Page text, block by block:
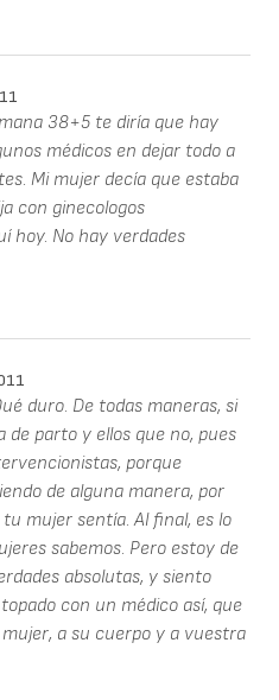
38+5 te diría que hay
médicos en dejar todo a
Mi mujer decía que estaba
con ginecologos
hoy. No hay verdades
duro. De todas maneras, si
parto y ellos que no, pues
porque
de alguna manera, por
mujer sentía. Al final, es lo
sabemos. Pero estoy de
absolutas, y siento
con un médico así, que
a su cuerpo y a vuestra